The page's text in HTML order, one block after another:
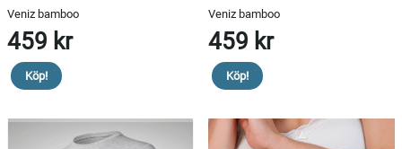
Veniz bamboo
459 kr
Köp!
Veniz bamboo
459 kr
Köp!